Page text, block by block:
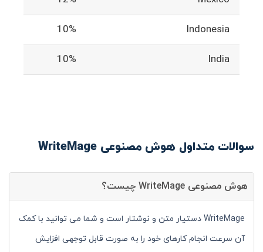
Indonesia
10%
India
10%
سوالات متداول هوش مصنوعی WriteMage
هوش مصنوعی WriteMage چیست؟
WriteMage دستیار متن و نوشتار است و شما می توانید با کمک
آن سرعت انجام کارهای خود را به صورت قابل توجهی افزایش